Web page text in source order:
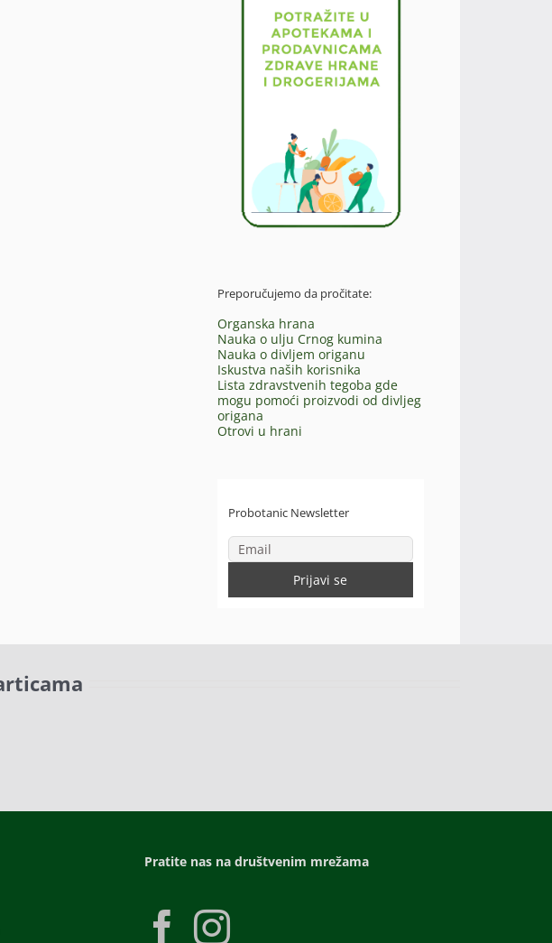
Preporučujemo da pročitate:
Organska hrana
Nauka o ulju Crnog kumina
Nauka o divljem origanu
Iskustva naših korisnika
Lista zdravstvenih tegoba gde
mogu pomoći proizvodi od divljeg
origana
Otrovi u hrani
Probotanic Newsletter
Pratite nas na društvenim mrežama